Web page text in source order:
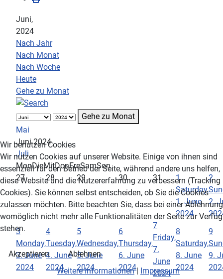
Juni,
2024
Nach Jahr
Nach Monat
Nach Woche
Heute
Gehe zu Monat
Gehe zu Monat
Mai
Juni 2024
Juli
MonDieMitDonFreSamSon
27
28 29 30 31
1
Saturday,
1. June
2024
2
2.
3
Monday,
3. June
2024
4
Tuesday,
4. June
2024
5
Wednesday,
5. June
2024
6
Thursday,
6. June
2024
7
Friday,
7.
June
2024
8
Saturday,
8. June
2024
9
9.
Wir benutzen Cookies
Wir nutzen Cookies auf unserer Website. Einige von ihnen sind
essenziell für den Betrieb der Seite, während andere uns helfen,
diese Website und die Nutzererfahrung zu verbessern (Tracking
Cookies). Sie können selbst entscheiden, ob Sie die Cookies
zulassen möchten. Bitte beachten Sie, dass bei einer Ablehnung
womöglich nicht mehr alle Funktionalitäten der Seite zur
stehen.
Akzeptieren
Ablehnen
Weitere Informationen| Impressum